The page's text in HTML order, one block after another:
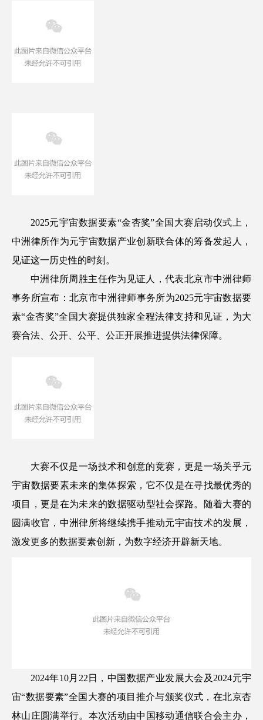
2025元宇宙数据要素“金杏奖”全国大赛启动仪式上，
中洲律所作为元宇宙数据产业创新联合体的筹备发起人，
见证这一历史性的时刻。
中洲律所周胜主任作为见证人，代表北京市中洲律师
事务所宣布：北京市中洲律师事务所为2025元宇宙数据要
素“金杏奖”全国大赛提供独家全程法律支持和见证，为大
赛合法、公开、公平、公正开展推进提供法律保障。
大赛不仅是一场技术和创意的竞赛，更是一场关乎元
宇宙数据要素未来的集体探索，它不仅是在寻找最优秀的
项目，更是在为未来的数据驱动型社会探路。随着大赛的
圆满收官，中洲律所将继续携手推动元宇宙技术的发展，
激发更多的数据要素创新，为数字经济开辟新天地。
2024年10月22日，中国数据产业发展大会及2024元宇
宙“数据要素”全国大赛的项目推介与颁奖仪式，在北京杏
林山庄圆满举行。本次活动由中国移动通信联合会主办，